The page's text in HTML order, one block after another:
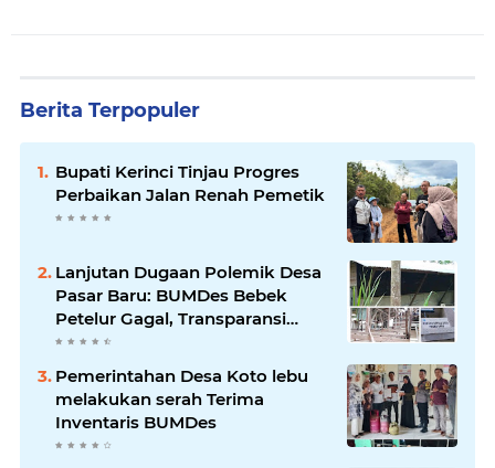
Berita Terpopuler
Bupati Kerinci Tinjau Progres
Perbaikan Jalan Renah Pemetik
Lanjutan Dugaan Polemik Desa
Pasar Baru: BUMDes Bebek
Petelur Gagal, Transparansi
Kades Dipertanyakan
Pemerintahan Desa Koto lebu
melakukan serah Terima
Inventaris BUMDes